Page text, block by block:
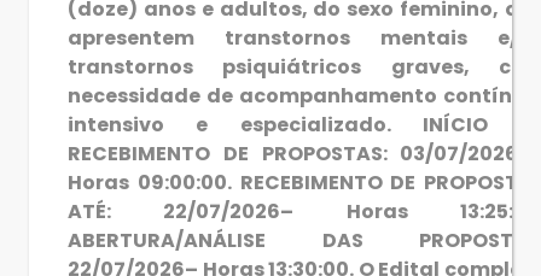
(doze) anos e adultos, do sexo feminino,
apresentem transtornos mentais e/
transtornos psiquiátricos graves,
necessidade de acompanhamento
intensivo e especializado. INÍCIO
RECEBIMENTO DE PROPOSTAS: 03/07/2026
Horas 09:00:00. RECEBIMENTO DE
ATÉ: 22/07/2026– Horas
ABERTURA/ANÁLISE DAS
22/07/2026– Horas 13:30:00. O Edital